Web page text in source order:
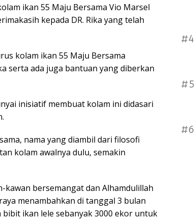
ikan 55 Maju Bersama Vio Marsel
kepada DR. Rika yang telah
kolam ikan 55 Maju Bersama
serta ada juga bantuan yang diberkan
inisiatif membuat kolam ini didasari
nama yang diambil dari filosofi
kolam awalnya dulu, semakin
kawan bersemangat dan Alhamdulillah
menambahkan di tanggal 3 bulan
ikan lele sebanyak 3000 ekor untuk
#4
#5
#6